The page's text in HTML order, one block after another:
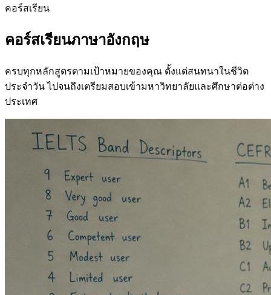
คอร์สเรียน
คอร์สเรียนภาษาอังกฤษ
ครบทุกหลักสูตรตามเป้าหมายของคุณ ตั้งแต่สนทนาในชีวิต
ประจำวัน ไปจนถึงเตรียมสอบเข้ามหาวิทยาลัยและศึกษาต่อต่าง
ประเทศ